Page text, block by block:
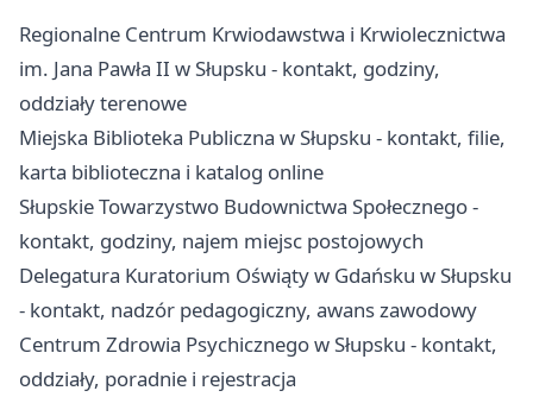
Regionalne Centrum Krwiodawstwa i Krwiolecznictwa
im. Jana Pawła II w Słupsku - kontakt, godziny,
oddziały terenowe
Miejska Biblioteka Publiczna w Słupsku - kontakt, filie,
karta biblioteczna i katalog online
Słupskie Towarzystwo Budownictwa Społecznego -
kontakt, godziny, najem miejsc postojowych
Delegatura Kuratorium Oświąty w Gdańsku w Słupsku
- kontakt, nadzór pedagogiczny, awans zawodowy
Centrum Zdrowia Psychicznego w Słupsku - kontakt,
oddziały, poradnie i rejestracja